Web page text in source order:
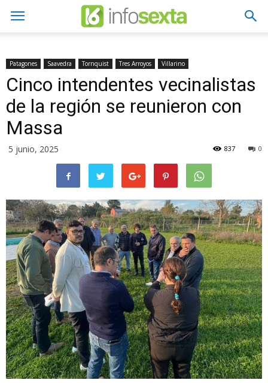
Patagones Saavedra Tornquist Tres Arroyos Villarino
Cinco intendentes vecinalistas
de la región se reunieron con
Massa
5 junio, 2025 0
837